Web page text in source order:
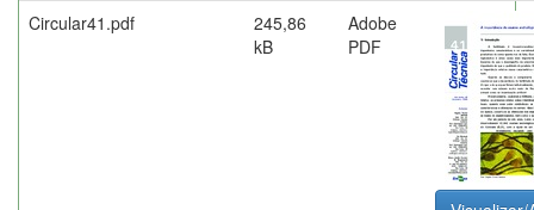
Circular41.pdf
245,86
kB
Adobe
PDF